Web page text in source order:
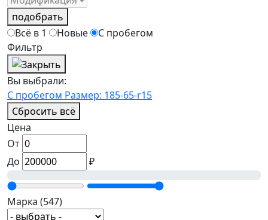
подобрать
Всё в 1
Новые
С пробегом
Фильтр
Вы выбрали:
С пробегом Размер: 185-65-r15
Сбросить всё
Цена
От
До
₽
Марка (547)